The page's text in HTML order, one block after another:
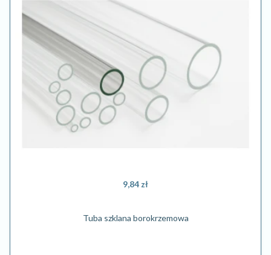
9,84 zł
Tuba szklana borokrzemowa